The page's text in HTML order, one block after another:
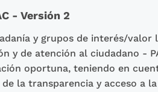
- Versión 2
y grupos de interés/valor
y de atención al ciudadano -
oportuna, teniendo en
la transparencia y acceso a